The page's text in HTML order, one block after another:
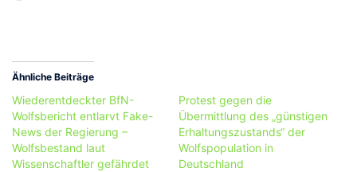
Ähnliche Beiträge
Wiederentdeckter BfN-
Wolfsbericht entlarvt Fake-
News der Regierung –
Wolfsbestand laut
Wissenschaftler gefährdet
Protest gegen die
Übermittlung des „günstigen
Erhaltungszustands“ der
Wolfspopulation in
Deutschland